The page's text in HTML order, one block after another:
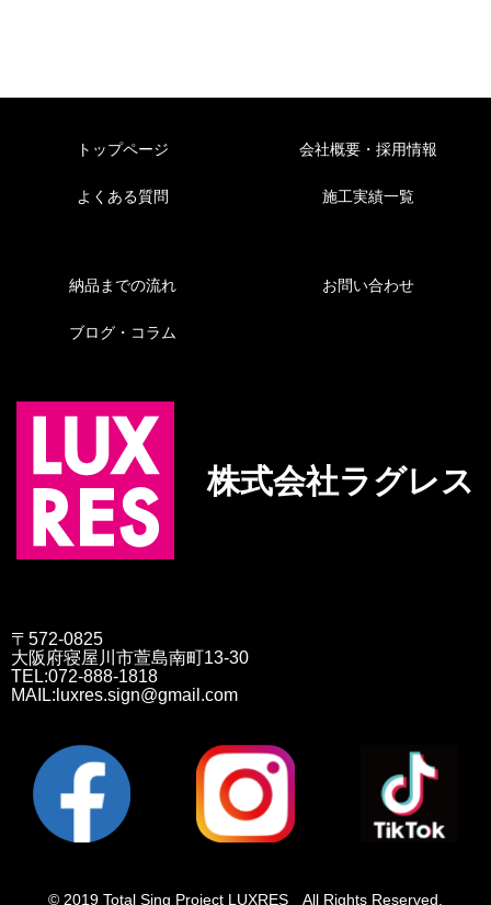
トップページ
よくある質問
会社概要・採用情報
施工実績一覧
納品までの流れ
ブログ・コラム
お問い合わせ
株式会社ラグレス
〒572-0825
大阪府寝屋川市萱島南町13-30
TEL:072-888-1818
MAIL:luxres.sign@gmail.com
© 2019 Total Sing Project LUXRES All Rights Reserved.